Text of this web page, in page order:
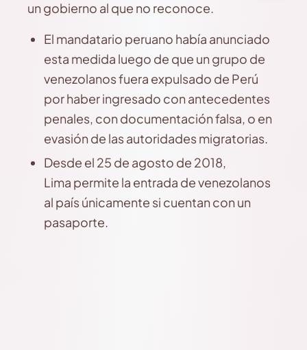
un gobierno al que no reconoce.
El mandatario peruano había anunciado
esta medida luego de que un grupo de
venezolanos fuera expulsado de Perú
por haber ingresado con antecedentes
penales, con documentación falsa, o en
evasión de las autoridades migratorias.
Desde el 25 de agosto de 2018,
Lima permite la entrada de venezolanos
al país únicamente si cuentan con un
pasaporte.